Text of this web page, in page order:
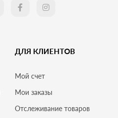
ДЛЯ КЛИЕНТОВ
Мой счет
Мои заказы
Отслеживание товаров